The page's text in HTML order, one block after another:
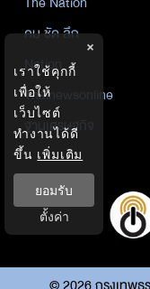
คม ชัด ลึก
Nation
Thainewsonline
ฐานเศรษฐกิจ
×
เราใช้คุกกี้
เพื่อให้
เว็บไซต์
ทำงานได้ดี
ขึ้น เพิ่มเติม
ยอมรับ
ตั้งค่า